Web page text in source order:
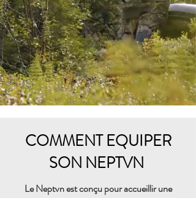
COMMENT EQUIPER
SON NEPTVN
Le Neptvn est conçu pour accueillir une